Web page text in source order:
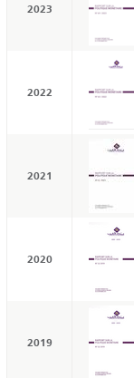
2023
2022
2021
2020
2019